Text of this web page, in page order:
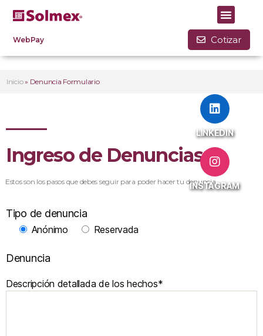
WebPay Cotizar
Inicio» Denuncia Formulario
Ingreso de Denuncias
Estos son los pasos que debes seguir para poder hacer tu denuncia.
Tipo de denuncia
Anónimo Reservada
Denuncia
Descripción detallada de los hechos*
LINKEDIN
INSTAGRAM